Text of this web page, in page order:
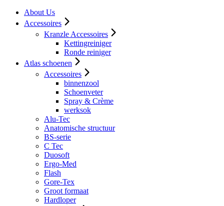
About Us
Accessoires
Kranzle Accessoires
Kettingreiniger
Ronde reiniger
Atlas schoenen
Accessoires
binnenzool
Schoenveter
Spray & Crème
werksok
Alu-Tec
Anatomische structuur
BS-serie
C Tec
Duosoft
Ergo-Med
Flash
Gore-Tex
Groot formaat
Hardloper